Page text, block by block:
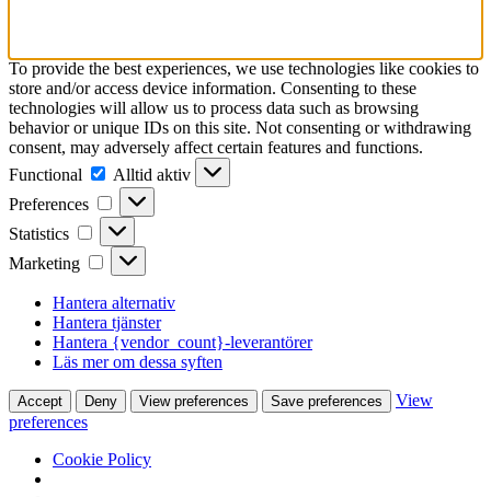
To provide the best experiences, we use technologies like cookies to
store and/or access device information. Consenting to these
technologies will allow us to process data such as browsing
behavior or unique IDs on this site. Not consenting or withdrawing
consent, may adversely affect certain features and functions.
Functional
Functional
Alltid aktiv
Preferences
Preferences
Statistics Statistics
Marketing Marketing
Hantera alternativ
Hantera tjänster
Hantera {vendor_count}-leverantörer
Läs mer om dessa syften
Accept Deny View preferences Save preferences
View
preferences
Cookie Policy